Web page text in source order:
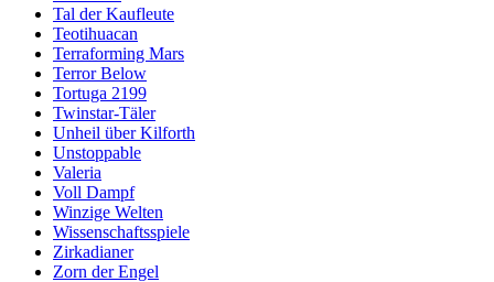
Tal der Kaufleute
Teotihuacan
Terraforming Mars
Terror Below
Tortuga 2199
Twinstar-Täler
Unheil über Kilforth
Unstoppable
Valeria
Voll Dampf
Winzige Welten
Wissenschaftsspiele
Zirkadianer
Zorn der Engel